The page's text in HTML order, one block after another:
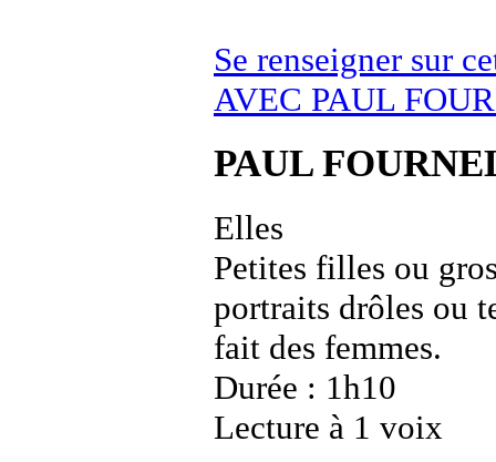
Se renseigner sur
AVEC PAUL
PAUL
Elles
Petites filles ou
portraits drôles ou
fait des femmes.
Durée : 1h10
Lecture à 1 voix